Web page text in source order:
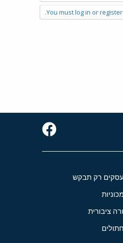
You must log in or
רק תבקש
ציבורית
חתולים